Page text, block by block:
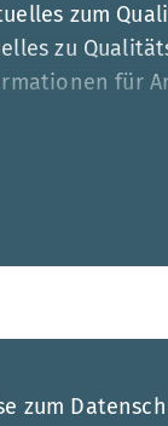
zum
zu
für
zum